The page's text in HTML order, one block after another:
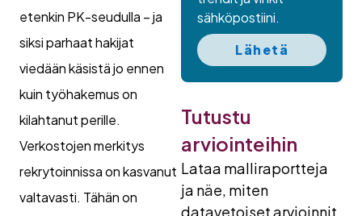
etenkin PK-seudulla – ja
siksi parhaat hakijat
viedään käsistä jo ennen
kuin työhakemus on
kilahtanut perille.
Verkostojen merkitys
rekrytoinnissa on kasvanut
valtavasti. Tähän on
sähköpostiini.
Lähetä
Tutustu
arviointeihin
Lataa malliraportteja
ja näe, miten
datavetoiset arvioinnit